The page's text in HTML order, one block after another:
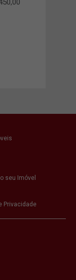
seu Imóvel
Privacidade